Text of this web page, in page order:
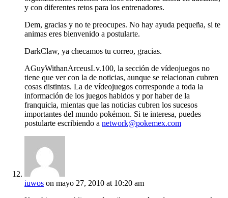
y con diferentes retos para los entrenadores.
Dem, gracias y no te preocupes. No hay ayuda pequeña, si te
animas eres bienvenido a postularte.
DarkClaw, ya checamos tu correo, gracias.
AGuyWithanArceusLv.100, la sección de vídeojuegos no
tiene que ver con la de noticias, aunque se relacionan cubren
cosas distintas. La de vídeojuegos corresponde a toda la
información de los juegos habidos y por haber de la
franquicia, mientas que las noticias cubren los sucesos
importantes del mundo pokémon. Si te interesa, puedes
postularte escribiendo a network@pokemex.com
iuwos on mayo 27, 2010 at 10:20 am